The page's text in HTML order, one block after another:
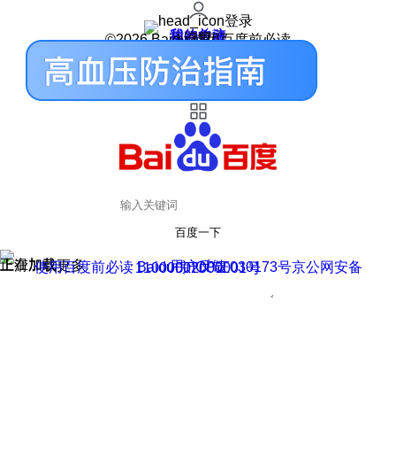
登录
我的关注
我的收藏
皮肤中心
用户反馈
设置
©2026 Baidu 使用百度前必读
百度一下
正在加载
上滑加载更多 用户反馈
使用百度前必读 Baidu 京ICP证030173号
京公网安备11000002000001号